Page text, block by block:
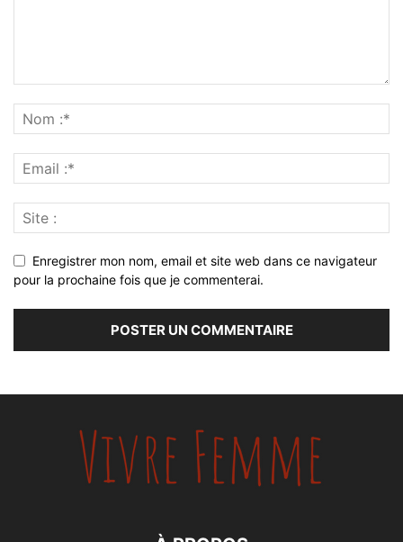
Enregistrer mon nom, email et site web dans ce navigateur
pour la prochaine fois que je commenterai.